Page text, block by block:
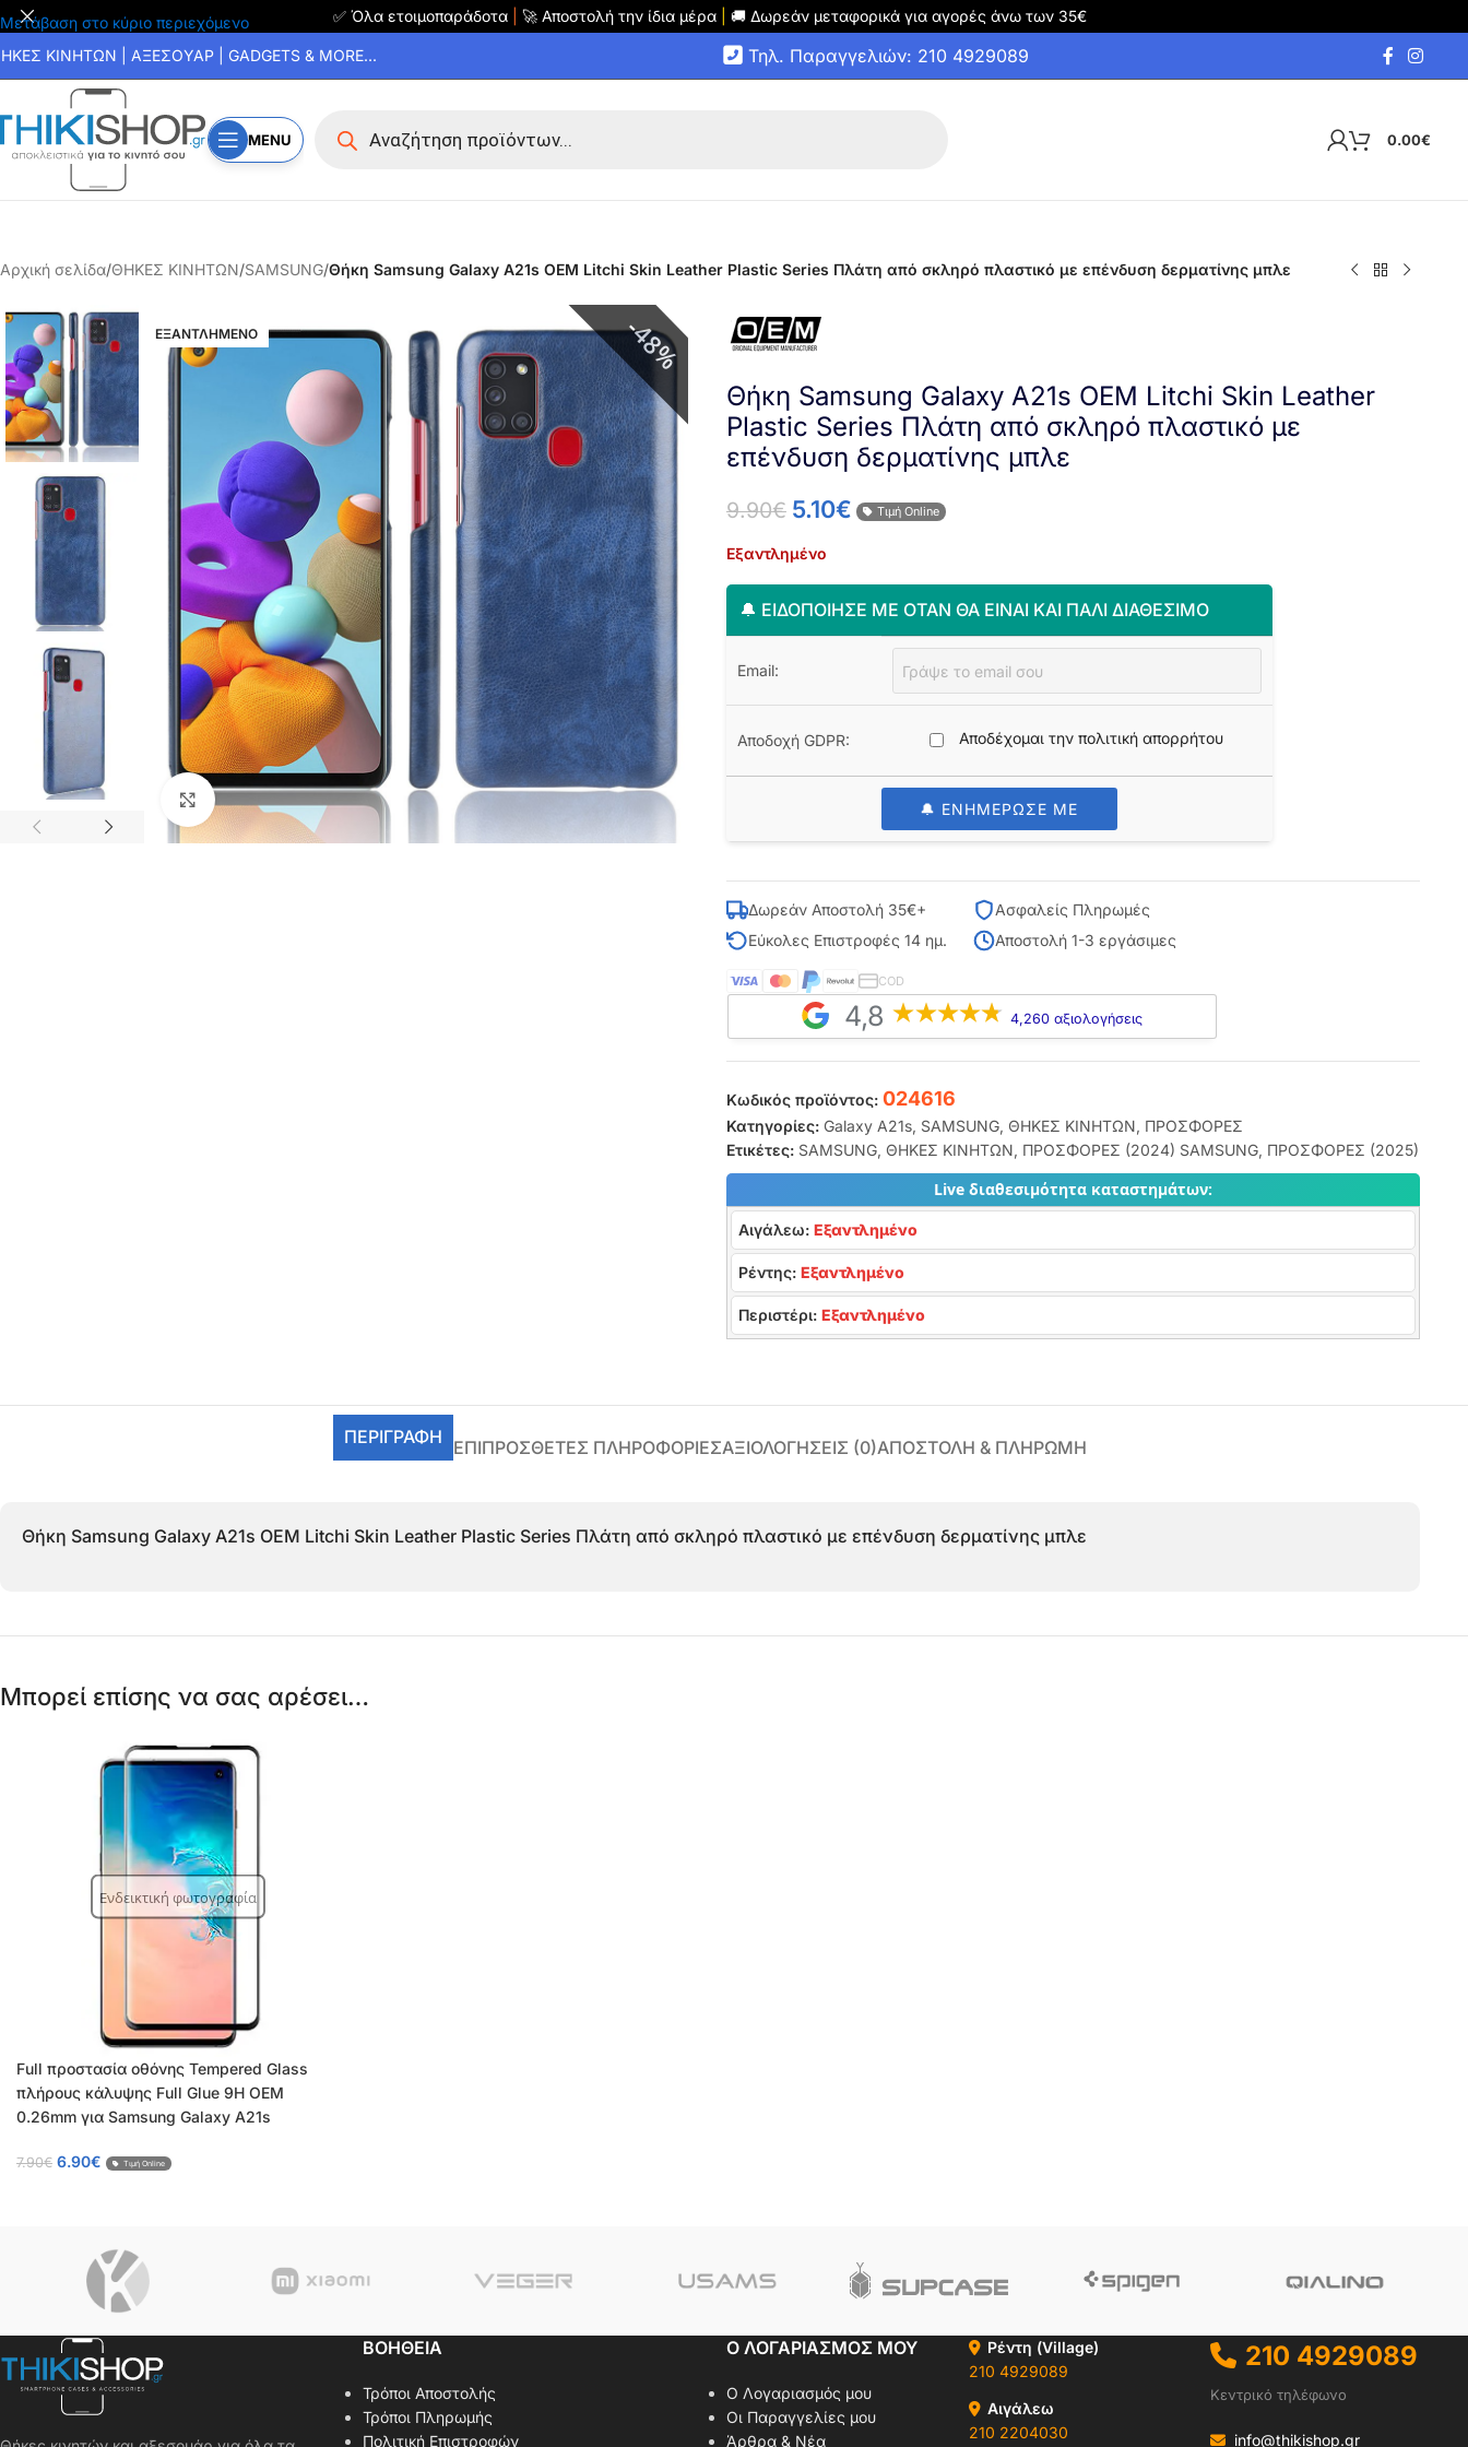
Μετάβαση στο κύριο περιεχόμενο ✅ Όλα ετοιμοπαράδοτα 🚀 Αποστολή την ίδια μέρα 🚚 Δωρεάν μεταφορικά για αγορές άνω των 35€
ΚΙΝΗΤΩΝ | ΑΞΕΣΟΥΑΡ | GADGETS & MORE... Τηλ. Παραγγελιών: 210 4929089
MENU 0.00€
Αρχική σελίδα/ΘΗΚΕΣ ΚΙΝΗΤΩΝ/SAMSUNG/Θήκη Samsung Galaxy A21s OEM Litchi Skin Leather Plastic Series Πλάτη από σκληρό πλαστικό με επένδυση δερματίνης μπλε
ΕΞΑΝΤΛΗΜΕΝΟ 48%
Θήκη Samsung Galaxy A21s OEM Litchi Skin Leather
Plastic Series Πλάτη από σκληρό πλαστικό με
επένδυση δερματίνης μπλε
9.90€ 5.10€ Τιμή Online
Εξαντλημένο
🔔 ΕΙΔΟΠΟΊΗΣΈ ΜΕ ΌΤΑΝ ΘΑ ΕΊΝΑΙ ΚΑΙ ΠΆΛΙ ΔΙΑΘΈΣΙΜΟ
Email:
Αποδοχή GDPR: Αποδέχομαι την πολιτική απορρήτου
🔔 ΕΝΗΜΕΡΩΣΕ ΜΕ
Δωρεάν Αποστολή 35€+
Ασφαλείς Πληρωμές
Εύκολες Επιστροφές 14 ημ.
Αποστολή 1-3 εργάσιμες
COD
4,8 4,260 αξιολογήσεις
Κωδικός προϊόντος: 024616
Κατηγορίες: Galaxy A21s, SAMSUNG, ΘΗΚΕΣ ΚΙΝΗΤΩΝ, ΠΡΟΣΦΟΡΕΣ
Ετικέτες: SAMSUNG, ΘΗΚΕΣ ΚΙΝΗΤΩΝ, ΠΡΟΣΦΟΡΕΣ (2024) SAMSUNG, ΠΡΟΣΦΟΡΕΣ (2025)
Live διαθεσιμότητα καταστημάτων:
Αιγάλεω: Εξαντλημένο
Ρέντης: Εξαντλημένο
Περιστέρι: Εξαντλημένο
ΠΕΡΙΓΡΑΦΉ ΕΠΙΠΡΌΣΘΕΤΕΣ ΠΛΗΡΟΦΟΡΊΕΣΑΞΙΟΛΟΓΉΣΕΙΣ (0)ΑΠΟΣΤΟΛΗ & ΠΛΗΡΩΜΗ
Θήκη Samsung Galaxy A21s OEM Litchi Skin Leather Plastic Series Πλάτη από σκληρό πλαστικό με επένδυση δερματίνης μπλε
Μπορεί επίσης να σας αρέσει…
Ενδεικτική φωτογραφία
Full προστασία οθόνης Tempered Glass
πλήρους κάλυψης Full Glue 9H OEM
0.26mm για Samsung Galaxy A21s
7.90€ 6.90€ Τιμή Online
ΒΟΗΘΕΙΑ
Τρόποι Αποστολής
Τρόποι Πληρωμής
Πολιτική Επιστροφών
Ο ΛΟΓΑΡΙΑΣΜΟΣ ΜΟΥ
Ο Λογαριασμός μου
Οι Παραγγελίες μου
Άρθρα & Νέα
Ρέντη (Village)
210 4929089
Αιγάλεω
210 2204030
210 4929089
Κεντρικό τηλέφωνο
info@thikishop.gr